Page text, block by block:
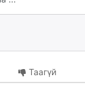
Таагүй